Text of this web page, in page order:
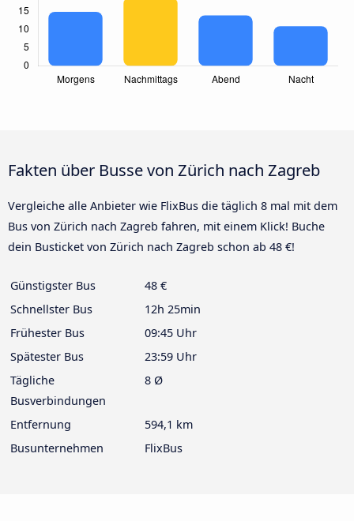
Fakten über Busse von Zürich nach Zagreb
Vergleiche alle Anbieter wie FlixBus die täglich 8 mal mit dem
Bus von Zürich nach Zagreb fahren, mit einem Klick! Buche
dein Busticket von Zürich nach Zagreb schon ab 48 €!
Günstigster Bus
48 €
Schnellster Bus
12h 25min
Frühester Bus
09:45 Uhr
Spätester Bus
23:59 Uhr
Tägliche
Busverbindungen
8 Ø
Entfernung
594,1 km
Busunternehmen
FlixBus